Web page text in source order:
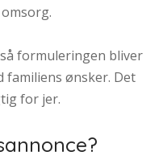
formuleringen bliver
familiens ønsker. Det
for jer.